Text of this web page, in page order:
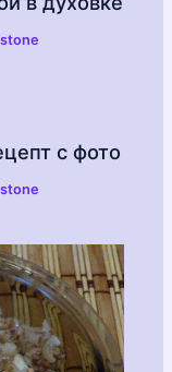
с фото